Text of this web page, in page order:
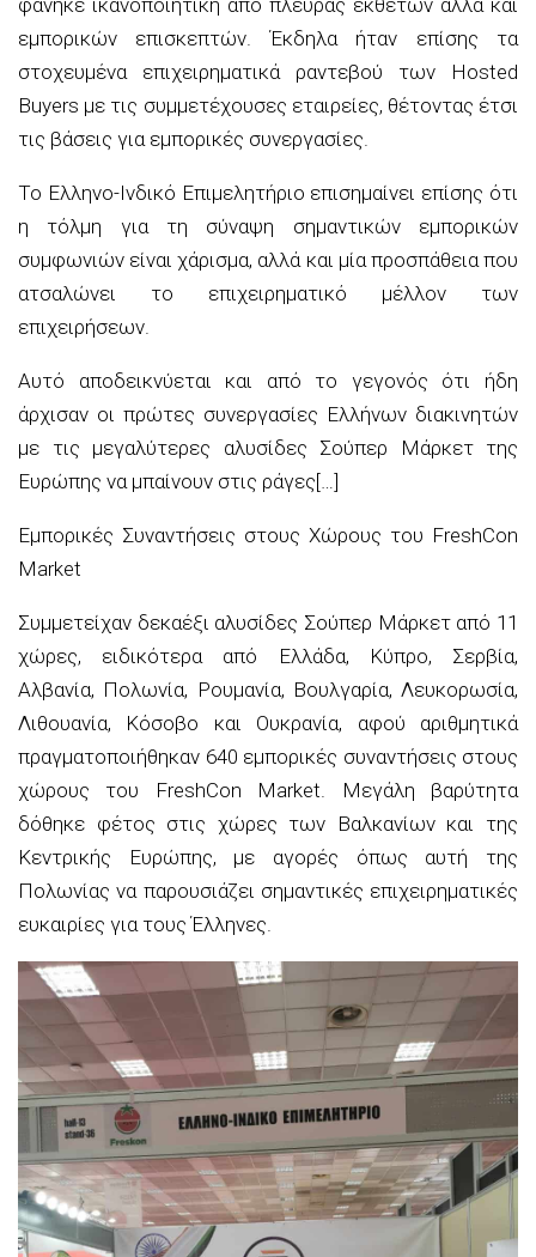
φάνηκε ικανοποιητική από πλευράς εκθετών αλλά και
εμπορικών επισκεπτών. Έκδηλα ήταν επίσης τα
στοχευμένα επιχειρηματικά ραντεβού των Ηosted
Βuyers με τις συμμετέχουσες εταιρείες, θέτοντας έτσι
τις βάσεις για εμπορικές συνεργασίες.
Το Ελληνο-Ινδικό Επιμελητήριο επισημαίνει επίσης ότι
η τόλμη για τη σύναψη σημαντικών εμπορικών
συμφωνιών είναι χάρισμα, αλλά και μία προσπάθεια που
ατσαλώνει το επιχειρηματικό μέλλον των
επιχειρήσεων.
Αυτό αποδεικνύεται και από το γεγονός ότι ήδη
άρχισαν οι πρώτες συνεργασίες Ελλήνων διακινητών
με τις μεγαλύτερες αλυσίδες Σούπερ Μάρκετ της
Ευρώπης να μπαίνουν στις ράγες[…]
Εμπορικές Συναντήσεις στους Χώρους του FreshCon
Market
Συμμετείχαν δεκαέξι αλυσίδες Σούπερ Μάρκετ από 11
χώρες, ειδικότερα από Ελλάδα, Κύπρο, Σερβία,
Αλβανία, Πολωνία, Ρουμανία, Βουλγαρία, Λευκορωσία,
Λιθουανία, Κόσοβο και Ουκρανία, αφού αριθμητικά
πραγματοποιήθηκαν 640 εμπορικές συναντήσεις στους
χώρους του FreshCon Market. Μεγάλη βαρύτητα
δόθηκε φέτος στις χώρες των Βαλκανίων και της
Κεντρικής Ευρώπης, με αγορές όπως αυτή της
Πολωνίας να παρουσιάζει σημαντικές επιχειρηματικές
ευκαιρίες για τους Έλληνες.